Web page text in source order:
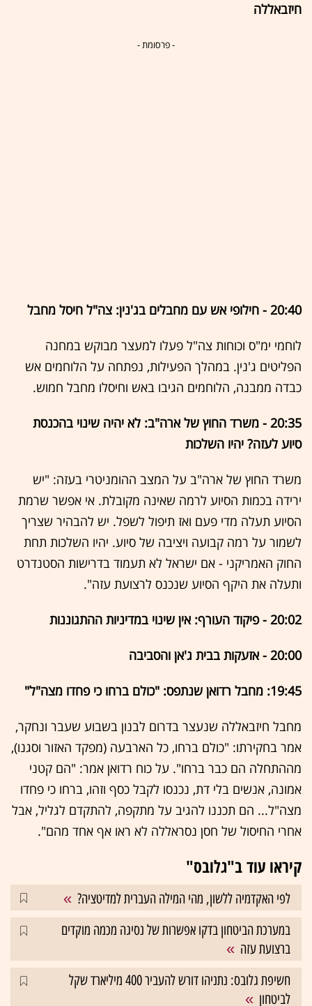
חיזבאללה
- פרסומת -
20:40 - חילופי אש עם מחבלים בג'נין: צה"ל חיסל מחבל
לוחמי ימ"ס וכוחות צה"ל פעלו למעצר מבוקש במחנה
הפליטים ג'נין. במהלך הפעילות, נפתחה על הלוחמים אש
כבדה ממבנה, הלוחמים הגיבו באש וחיסלו מחבל חמוש.
20:35 - משרד החוץ של ארה"ב: לא יהיה שינוי בהכנסת
סיוע לעזה? יהיו השלכות
משרד החוץ של ארה"ב על המצב ההומניטרי בעזה: "יש
ירידה בכמות הסיוע לרמה שאינה מקובלת. אי אפשר שרמת
הסיוע תעלה מדי פעם ואז תיפול לשפל. יש להבהיר שצריך
לשמור על רמה קבועה ויציבה של סיוע. יהיו השלכות תחת
החוק האמריקני - אם ישראל לא תעמוד בדרישות הסטנדרט
ותעלה את היקף הסיוע שנכנס לרצועת עזה".
20:02 - פיקוד העורף: אין שינוי במדיניות ההתגוננות
20:00 - אזעקות בבית ג'אן והסביבה
19:45: מחבל רדואן שנתפס: "כולם ברחו כי פחדו מצה"ל"
מחבל חיזבאללה שנעצר בדרום לבנון בשבוע שעבר ונחקר,
אמר בחקירתו: "כולם ברחו, כל הארבעה (מפקד האזור וסגנו),
מההתחלה הם כבר ברחו". על כוח רדואן אמר: "הם קטני
אמונה, אנשים בלי דת, נכנסו לקבל כסף וזהו, ברחו כי פחדו
מצה"ל... הם תכננו להגיב על מתקפה, להתקדם לגליל, אבל
אחרי החיסול של חסן נסראללה לא ראו אף אחד מהם".
קיראו עוד ב"גלובס"
לפי האקדמיה ללשון, מהי המילה העברית למדיטציה?
במערכת הביטחון בדקו אפשרות של נסיגה מכמה מוקדים
ברצועת עזה
חשיפת גלובס: נתניהו דורש להעביר 400 מיליארד שקל
לביטחון